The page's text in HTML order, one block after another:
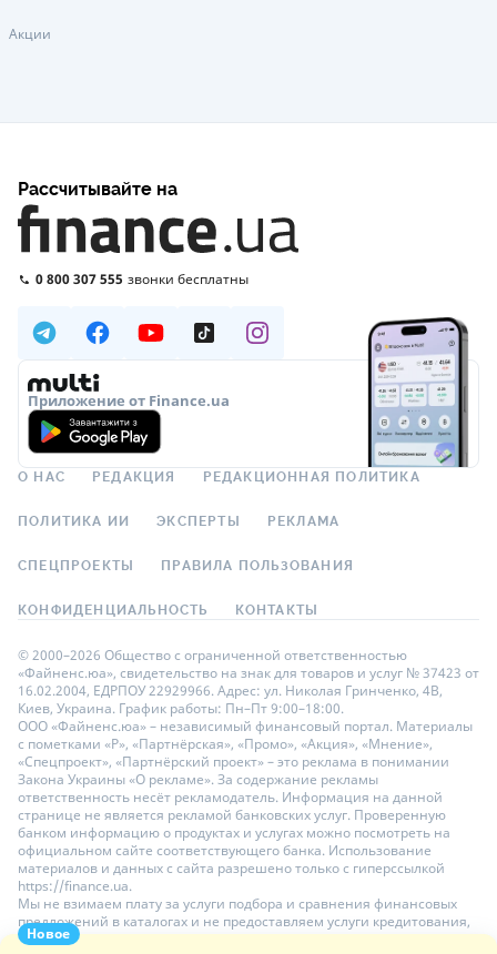
Новое
Акции
Рассчитывайте на
0 800 307 555 звонки бесплатны
Приложение от Finance.ua
О НАС РЕДАКЦИЯ РЕДАКЦИОННАЯ ПОЛИТИКА
ПОЛИТИКА ИИ ЭКСПЕРТЫ РЕКЛАМА
СПЕЦПРОЕКТЫ ПРАВИЛА ПОЛЬЗОВАНИЯ
КОНФИДЕНЦИАЛЬНОСТЬ КОНТАКТЫ
© 2000–2026 Общество с ограниченной ответственностью
«Файненс.юа», свидетельство на знак для товаров и услуг № 37423 от
16.02.2004, ЕДРПОУ 22929966. Адрес: ул. Николая Гринченко, 4В,
Киев, Украина. График работы: Пн–Пт 9:00–18:00.
ООО «Файненс.юа» – независимый финансовый портал. Материалы
с пометками «Р», «Партнёрская», «Промо», «Акция», «Мнение»,
«Спецпроект», «Партнёрский проект» – это реклама в понимании
Закона Украины «О рекламе». За содержание рекламы
ответственность несёт рекламодатель. Информация на данной
странице не является рекламой банковских услуг. Проверенную
банком информацию о продуктах и услугах можно посмотреть на
официальном сайте соответствующего банка. Использование
материалов и данных с сайта разрешено только с гиперссылкой
https://finance.ua.
Мы не взимаем плату за услуги подбора и сравнения финансовых
предложений в каталогах и не предоставляем услуги кредитования,
размещения депозитов и страхования. Ваши личные данные на